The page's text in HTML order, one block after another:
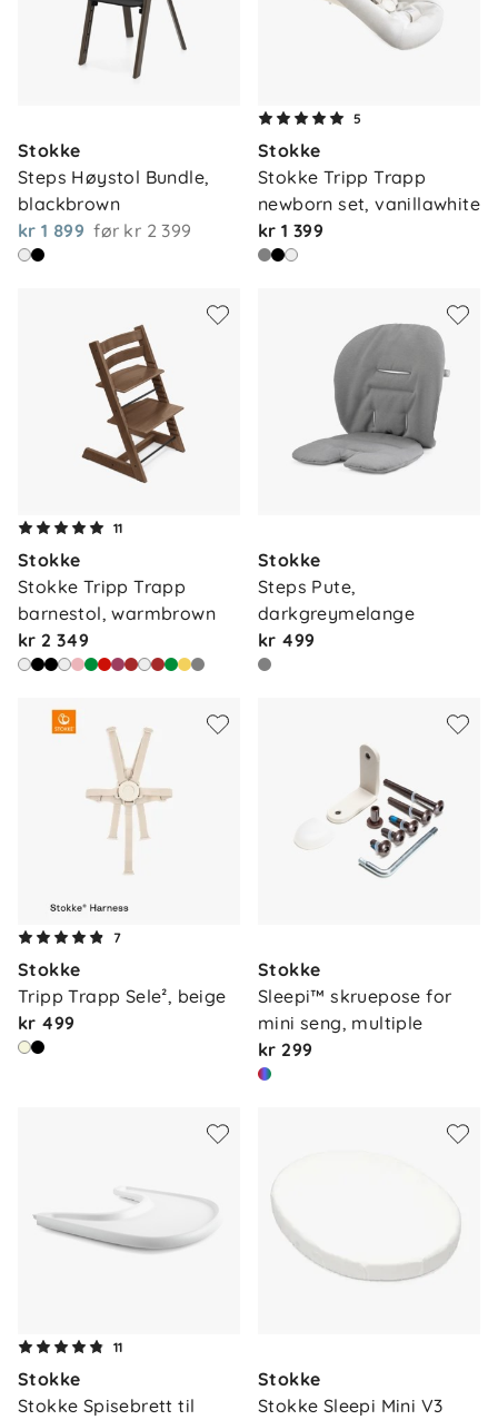
Stokke
Steps Høystol Bundle,
blackbrown
kr 1 899 før kr 2 399
5
Stokke
Stokke Tripp Trapp
newborn set, vanillawhite
kr 1 399
11
Stokke
Stokke Tripp Trapp
barnestol, warmbrown
kr 2 349
Stokke
Steps Pute,
darkgreymelange
kr 499
7
Stokke
Tripp Trapp Sele², beige
kr 499
Stokke
Sleepi™ skruepose for
mini seng, multiple
kr 299
11
Stokke
Stokke Spisebrett til
Stokke
Stokke Sleepi Mini V3